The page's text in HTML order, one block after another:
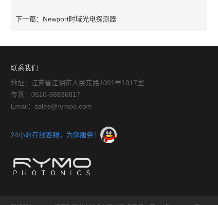
下一篇： Newport时域光电探测器
联系我们
地址：江苏省江阴市人民东路1091号1017室
传真：0510-68836817
Email：sales@rympo.com
24小时在线客服，为您服务！